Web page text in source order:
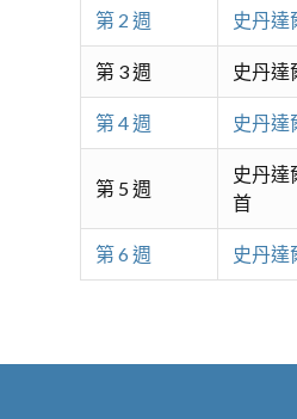
第 2 週 史丹達
第 3 週 史丹達
第 4 週 史丹達
第 5 週
史丹達
首
第 6 週 史丹達